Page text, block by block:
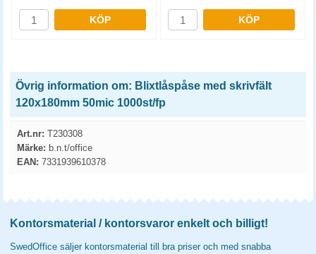
KÖP KÖP
Övrig information om: Blixtlåspåse med skrivfält
120x180mm 50mic 1000st/fp
Art.nr: T230308
Märke: b.n.t/office
EAN: 7331939610378
Kontorsmaterial / kontorsvaror enkelt och billigt!
SwedOffice säljer kontorsmaterial till bra priser och med snabba